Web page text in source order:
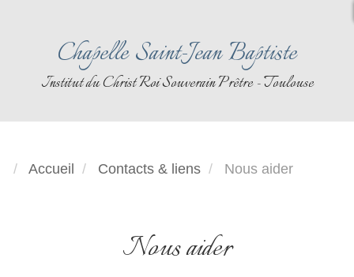
Chapelle Saint-Jean Baptiste
Institut du Christ Roi Souverain Prêtre - Toulouse
Accueil Contacts & liens Nous aider
Nous aider